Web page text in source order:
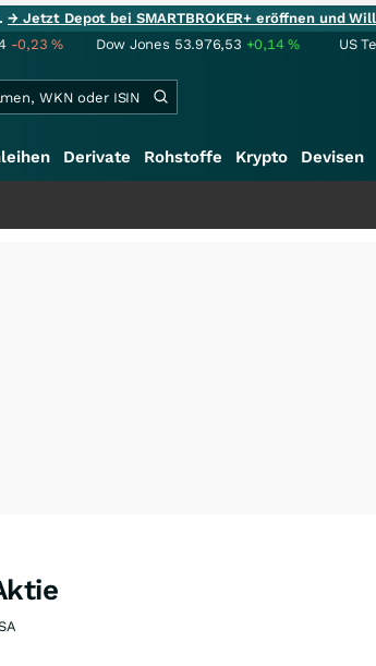
→ Jetzt Depot bei SMARTBROKER+ eröffnen und
-0,23% Dow Jones 53.976,53 +0,14% US
Derivate Rohstoffe Krypto Devisen